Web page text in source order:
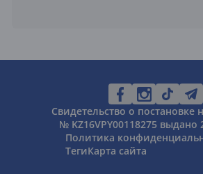
Свидетельство о постановке
№ KZ16VPY00118275 выдано
Политика
ТегиКарта сайта